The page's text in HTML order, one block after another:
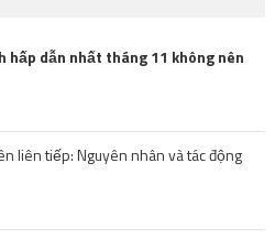
dẫn nhất tháng 11 không nên
liên tiếp: Nguyên nhân và tác động